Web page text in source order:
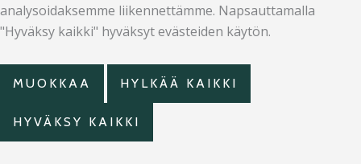
analysoidaksemme liikennettämme. Napsauttamalla
"Hyväksy kaikki" hyväksyt evästeiden käytön.
MUOKKAA HYLKÄÄ KAIKKI
HYVÄKSY KAIKKI